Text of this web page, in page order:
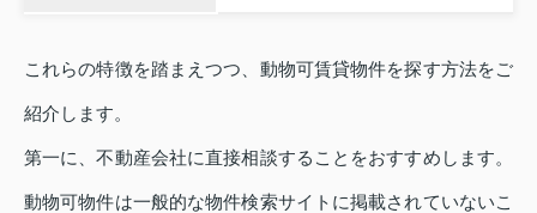
これらの特徴を踏まえつつ、動物可賃貸物件を探す方法をご
紹介します。
第一に、不動産会社に直接相談することをおすすめします。
動物可物件は一般的な物件検索サイトに掲載されていないこ